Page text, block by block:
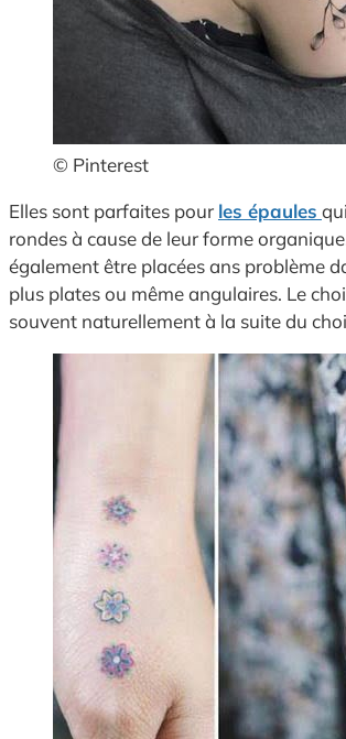
© Pinterest
Elles sont parfaites pour les épaules
rondes à cause de leur forme
également être placées ans problème
plus plates ou même angulaires. Le
souvent naturellement à la suite du